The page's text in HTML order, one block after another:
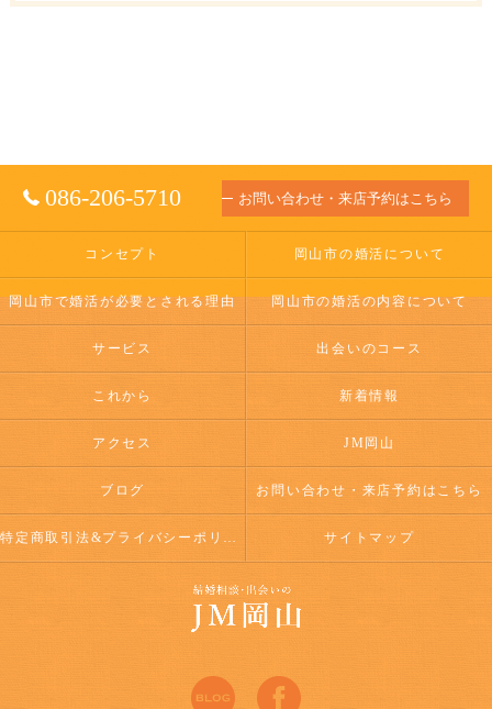
086-206-5710 お問い合わせ・来店予約はこちら
コンセプト 岡山市の婚活について
岡山市で婚活が必要とされる理由 岡山市の婚活の内容について
サービス 出会いのコース
これから 新着情報
アクセス JM岡山
ブログ お問い合わせ・来店予約はこちら
特定商取引法&プライバシーポリシー サイトマップ